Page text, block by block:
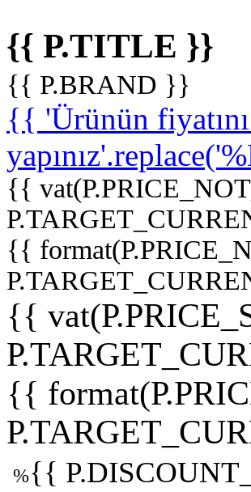
{{ P.TITLE }}
{{ P.BRAND }}
{{ 'Ürünün
{{
{{
{{
{{
%{{